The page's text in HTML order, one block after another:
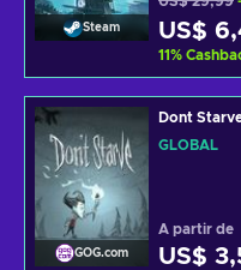
Steam US$
11%
GOG.com
Dont
GLOBAL
A partir de
US$